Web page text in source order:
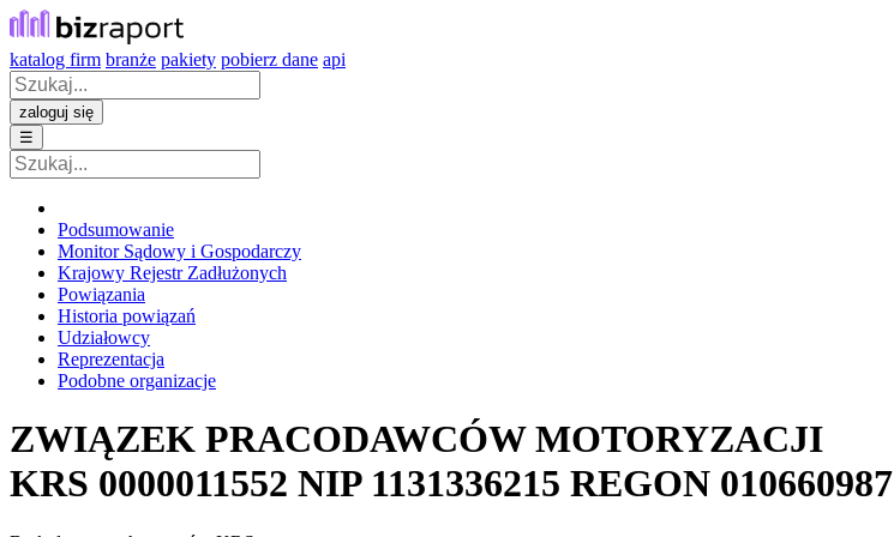
katalog firm branże pakiety pobierz dane api
zaloguj się
☰
Podsumowanie
Monitor Sądowy i Gospodarczy
Krajowy Rejestr Zadłużonych
Powiązania
Historia powiązań
Udziałowcy
Reprezentacja
Podobne organizacje
ZWIĄZEK PRACODAWCÓW MOTORYZACJI
KRS 0000011552 NIP 1131336215 REGON 010660987